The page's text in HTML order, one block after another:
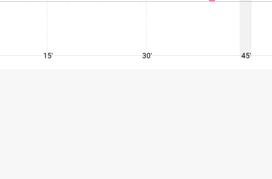
15' 30' 45'